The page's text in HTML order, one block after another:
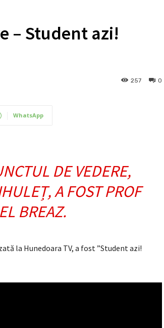
– Student azi!
0
257
WhatsApp
DE VEDERE,
A FOST PROF
BREAZ.
la Hunedoara TV, a fost ”Student azi!